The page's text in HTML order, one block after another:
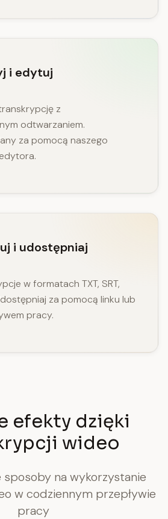
i edytuj
z
odtwarzaniem.
za pomocą naszego
i udostępniaj
w formatach TXT, SRT,
za pomocą linku lub
pracy.
efekty dzięki
wideo
na wykorzystanie
w codziennym przepływie
pracy